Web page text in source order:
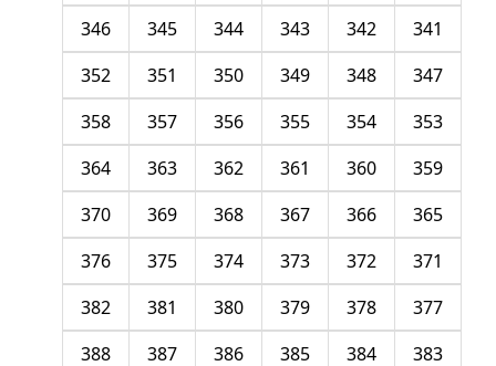
341
342
343
344
345
346
347
348
349
350
351
352
353
354
355
356
357
358
359
360
361
362
363
364
365
366
367
368
369
370
371
372
373
374
375
376
377
378
379
380
381
382
383
384
385
386
387
388